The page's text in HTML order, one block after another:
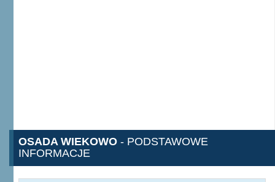
OSADA WIEKOWO - PODSTAWOWE
INFORMACJE